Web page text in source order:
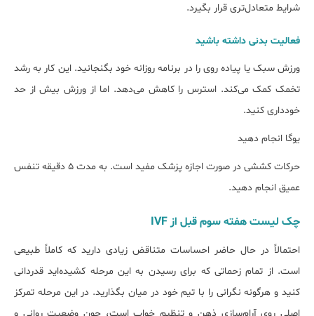
شرایط متعادل‌تری قرار بگیرد.
فعالیت بدنی داشته باشید
ورزش سبک یا پیاده روی را در برنامه روزانه خود بگنجانید. این کار به رشد
تخمک کمک می‌کند. استرس را کاهش می‌دهد. اما از ورزش بیش از حد
خودداری کنید.
یوگا انجام دهید
حرکات کششی در صورت اجازه پزشک مفید است. به مدت 5 دقیقه تنفس
عمیق انجام دهید.
چک لیست هفته سوم قبل از IVF
احتمالاً در حال حاضر احساسات متناقض زیادی دارید که کاملاً طبیعی
است. از تمام زحماتی که برای رسیدن به این مرحله کشیده‌اید قدردانی
کنید و هرگونه نگرانی را با تیم خود در میان بگذارید. در این مرحله تمرکز
اصلی روی آرام‌سازی ذهن و تنظیم خواب است، چون وضعیت روانی و